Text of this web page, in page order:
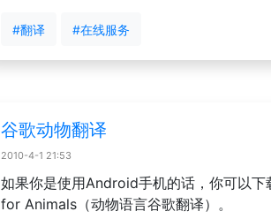
#翻译 #在线服务
谷歌动物翻译
2010-4-1 21:53
如果你是使用Android手机的话，你可以
for Animals（动物语言谷歌翻译）。